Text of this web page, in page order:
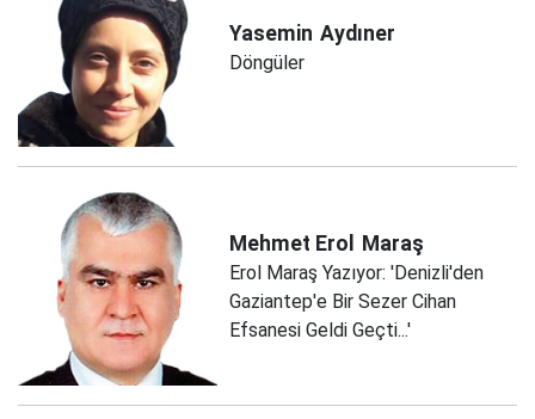
Yasemin Aydıner
Döngüler
Mehmet Erol Maraş
Erol Maraş Yazıyor: 'Denizli'den
Gaziantep'e Bir Sezer Cihan
Efsanesi Geldi Geçti...'